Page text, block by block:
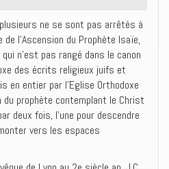
plusieurs ne se sont pas arrêtés à
l’Ascension du Prophète Isaïe,
n’est pas rangé dans le canon
des écrits religieux juifs et
en entier par l’Eglise Orthodoxe
du prophète contemplant le Christ
deux fois, l’une pour descendre
vers les espaces